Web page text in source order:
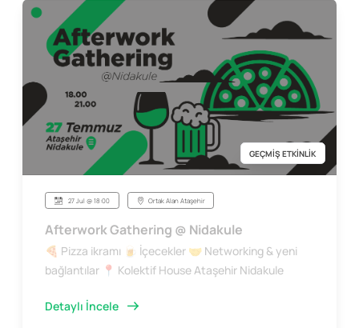
GEÇMİŞ ETKİNLİK
27 Jul @ 18:00 Ortak Alan Ataşehir
Afterwork Gathering @ Nidakule
🍕 Pizza ikramı 🍺 İçecekler 🤝 Networking & yeni
bağlantılar 📍 Kolektif House Ataşehir Nidakule
Detaylı İncele